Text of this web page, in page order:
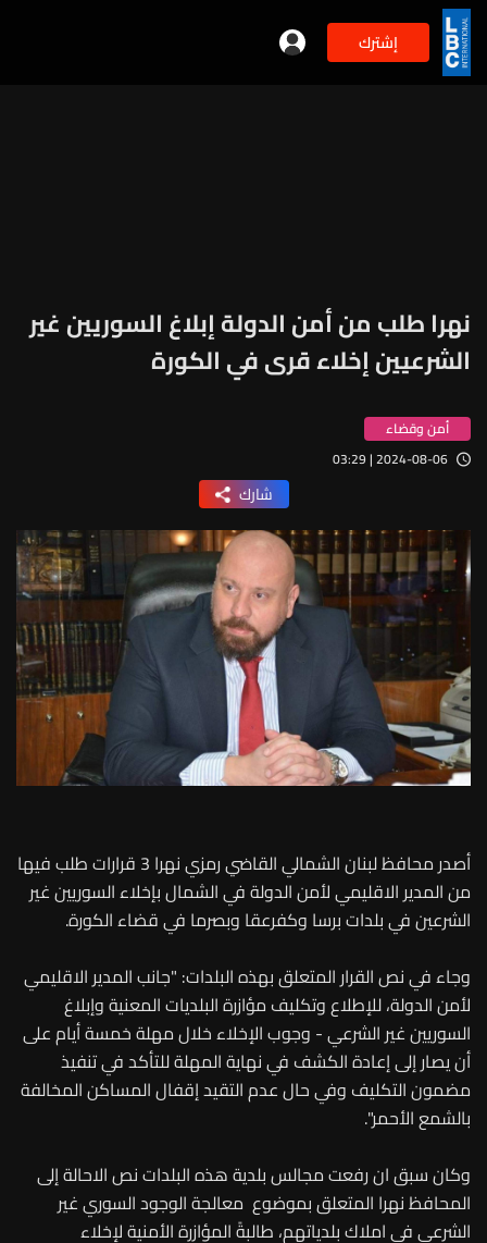
إشترك
نهرا طلب من أمن الدولة إبلاغ السوريين غير
الشرعيين إخلاء قرى في الكورة
أمن وقضاء
2024-08-06 | 03:29
شارك
أصدر محافظ لبنان الشمالي القاضي رمزي نهرا 3 قرارات طلب فيها
من المدير الاقليمي لأمن الدولة في الشمال بإخلاء السوريين غير
الشرعين في بلدات برسا وكفرعقا وبصرما في قضاء الكورة.
وجاء في نص القرار المتعلق بهذه البلدات: "جانب المدير الاقليمي
لأمن الدولة، للإطلاع وتكليف مؤازرة البلديات المعنية وإبلاغ
السوريين غير الشرعي - وجوب الإخلاء خلال مهلة خمسة أيام على
أن يصار إلى إعادة الكشف في نهاية المهلة للتأكد في تنفيذ
مضمون التكليف وفي حال عدم التقيد إقفال المساكن المخالفة
بالشمع الأحمر".
وكان سبق ان رفعت مجالس بلدية هذه البلدات نص الاحالة إلى
المحافظ نهرا المتعلق بموضوع معالجة الوجود السوري غير
الشرعي في املاك بلدياتهم، طالبةً المؤازرة الأمنية لإخلاء